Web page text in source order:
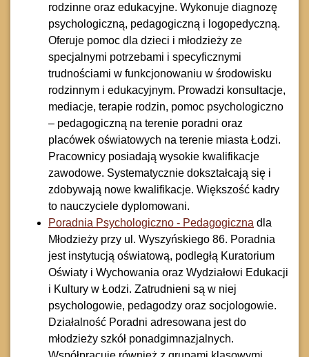
rodzinne oraz edukacyjne. Wykonuje diagnozę
psychologiczną, pedagogiczną i logopedyczną.
Oferuje pomoc dla dzieci i młodzieży ze
specjalnymi potrzebami i specyficznymi
trudnościami w funkcjonowaniu w środowisku
rodzinnym i edukacyjnym. Prowadzi konsultacje,
mediacje, terapie rodzin, pomoc psychologiczno
– pedagogiczną na terenie poradni oraz
placówek oświatowych na terenie miasta Łodzi.
Pracownicy posiadają wysokie kwalifikacje
zawodowe. Systematycznie dokształcają się i
zdobywają nowe kwalifikacje. Większość kadry
to nauczyciele dyplomowani.
Poradnia Psychologiczno - Pedagogiczna dla
Młodzieży przy ul. Wyszyńskiego 86. Poradnia
jest instytucją oświatową, podległą Kuratorium
Oświaty i Wychowania oraz Wydziałowi Edukacji
i Kultury w Łodzi. Zatrudnieni są w niej
psychologowie, pedagodzy oraz socjologowie.
Działalność Poradni adresowana jest do
młodzieży szkół ponadgimnazjalnych.